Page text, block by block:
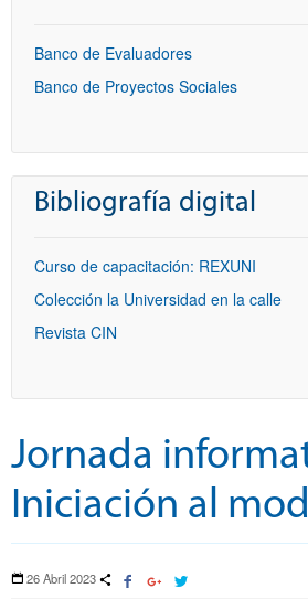
Banco de Evaluadores
Banco de Proyectos Sociales
Bibliografía digital
Curso de capacitación: REXUNI
Colección la Universidad en la calle
Revista CIN
Jornada
Iniciación al
26 Abril 2023